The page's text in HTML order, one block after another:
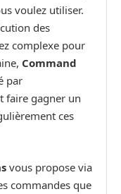
voulez utiliser.
des
complexe pour
Command
par
faire gagner un
ces
vous propose via
commandes que